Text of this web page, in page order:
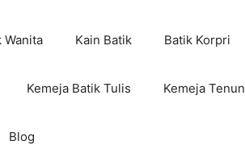
Wanita Kain Batik Batik Korpri
Kemeja Batik Tulis Kemeja Tenun
Blog